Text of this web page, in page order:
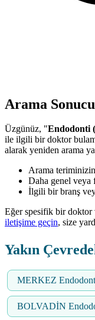
Arama
Üzgünüz, "Endodonti
ile ilgili bir doktor
alarak yeniden arama
Arama teriminizin
Daha genel veya
İlgili bir branş
Eğer spesifik bir doktor
iletişime geçin, size
Yakın
MERKEZ
BOLVADİN